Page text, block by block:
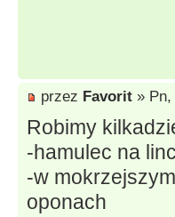
przez Favorit » Pn,
Robimy
-hamulec na
-w
oponach